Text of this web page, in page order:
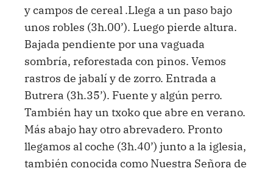
y campos de cereal .Llega a un paso bajo
unos robles (3h.00’). Luego pierde altura.
Bajada pendiente por una vaguada
sombría, reforestada con pinos. Vemos
rastros de jabalí y de zorro. Entrada a
Butrera (3h.35’). Fuente y algún perro.
También hay un txoko que abre en verano.
Más abajo hay otro abrevadero. Pronto
llegamos al coche (3h.40’) junto a la iglesia,
también conocida como Nuestra Señora de